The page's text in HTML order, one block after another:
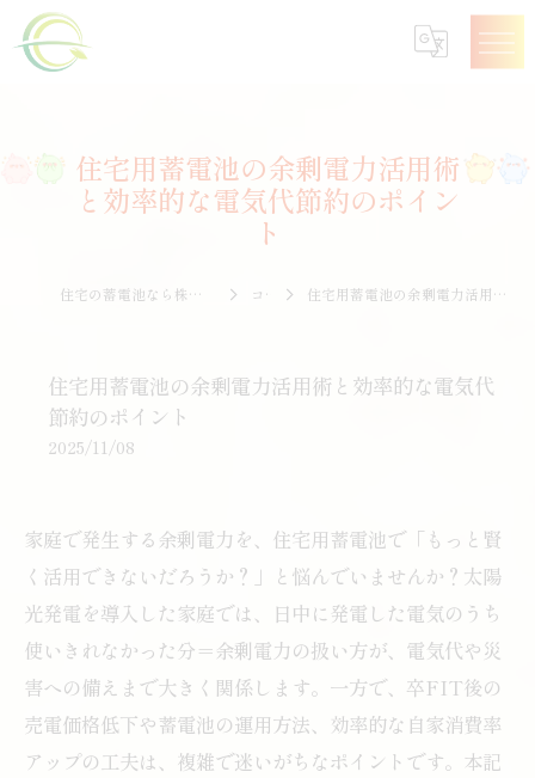
住宅用蓄電池の余剰電力活用術
と効率的な電気代節約のポイン
ト
住宅の蓄電池なら株式会社エナジークオリティー コラム 住宅用蓄電池の余剰電力活用術と効率的な電気代節約のポイント
住宅用蓄電池の余剰電力活用術と効率的な電気代
節約のポイント
2025/11/08
家庭で発生する余剰電力を、住宅用蓄電池で「もっと賢
く活用できないだろうか？」と悩んでいませんか？太陽
光発電を導入した家庭では、日中に発電した電気のうち
使いきれなかった分＝余剰電力の扱い方が、電気代や災
害への備えまで大きく関係します。一方で、卒FIT後の
売電価格低下や蓄電池の運用方法、効率的な自家消費率
アップの工夫は、複雑で迷いがちなポイントです。本記